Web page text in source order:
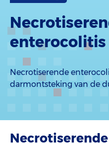
enterocolitis
Necrotiserende
darmontsteking van de